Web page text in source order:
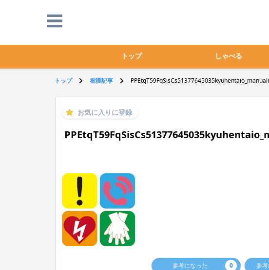
トップ しゃべる
トップ 看護記事
お気に入りに登録
参考になった 0 参